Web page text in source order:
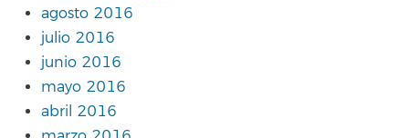
agosto 2016
julio 2016
junio 2016
mayo 2016
abril 2016